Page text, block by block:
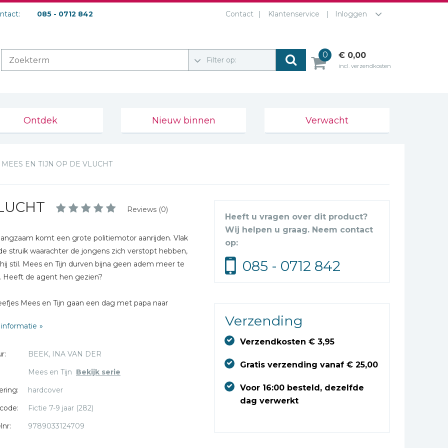
085 - 0712 842 Contact Klantenservice Inloggen
Filter op:
0 € 0,00
incl. verzendkosten
Ontdek Nieuw binnen Verwacht
MEES EN TIJN OP DE VLUCHT
Reviews (0)
komt een grote politiemotor aanrijden. Vlak
struik waarachter de jongens zich verstopt hebben,
stil. Mees en Tijn durven bijna geen adem meer te
Heeft de agent hen gezien?
Mees en Tijn gaan een dag met papa naar
uit de trein stappen, loopt het mis. De conducteur is
en Tijn op de vlucht, de stad in...
BEEK, INA VAN DER
Mees en Tijn Bekijk serie
hardcover
Fictie 7-9 jaar (282)
9789033124709
Heeft u vragen over dit product?
Wij helpen u graag. Neem contact
op:
085 - 0712 842
Verzending
Verzendkosten € 3,95
Gratis verzending vanaf € 25,00
Voor 16:00 besteld, dezelfde
dag verwerkt